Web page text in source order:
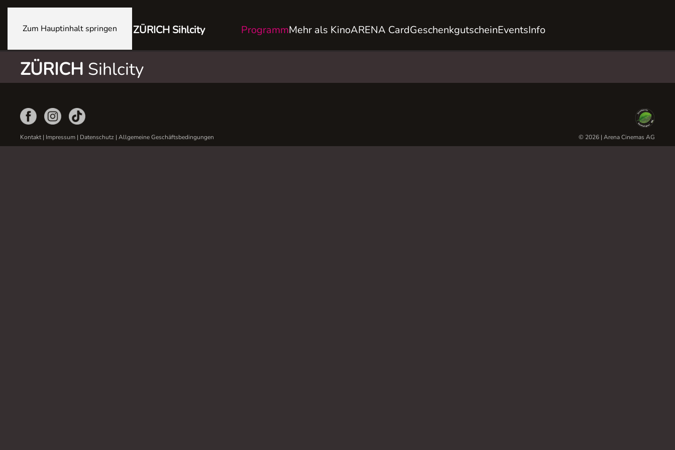
Zum Hauptinhalt springen ZÜRICH Sihlcity ProgrammMehr als KinoARENA CardGeschenkgutscheinEventsInfo
ZÜRICH Sihlcity
Kontakt| Impressum | Datenschutz | Allgemeine Geschäftsbedingungen © 2026 | Arena Cinemas AG